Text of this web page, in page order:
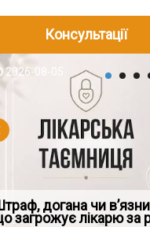
05
але позика
як фраза «на
08-04
за іншою
нов
Консультації
2026-08-05
догана чи
загрожує лікарю за
2026-07-30
При зарахуванні в
покарання днів